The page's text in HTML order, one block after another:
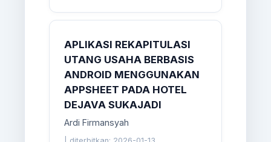
APLIKASI REKAPITULASI
UTANG USAHA BERBASIS
ANDROID MENGGUNAKAN
APPSHEET PADA HOTEL
DEJAVA SUKAJADI
Ardi Firmansyah